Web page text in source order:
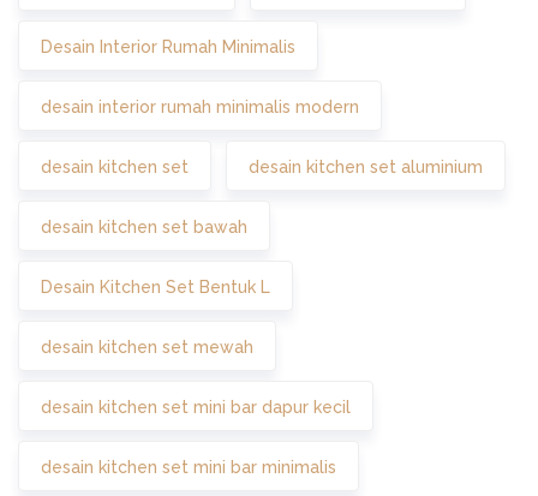
Desain Interior Rumah Minimalis
desain interior rumah minimalis modern
desain kitchen set desain kitchen set aluminium
desain kitchen set bawah
Desain Kitchen Set Bentuk L
desain kitchen set mewah
desain kitchen set mini bar dapur kecil
desain kitchen set mini bar minimalis